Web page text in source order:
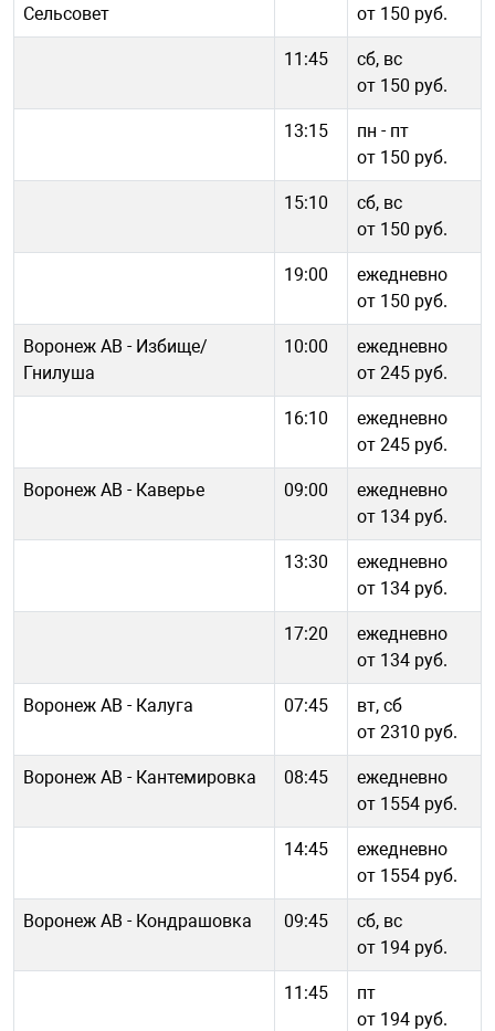
Сельсовет
от 150 руб.
11:45
сб, вс
от 150 руб.
13:15
пн - пт
от 150 руб.
15:10
сб, вс
от 150 руб.
19:00
ежедневно
от 150 руб.
Воронеж АВ - Избище/
Гнилуша
10:00
ежедневно
от 245 руб.
16:10
ежедневно
от 245 руб.
Воронеж АВ - Каверье 09:00
ежедневно
от 134 руб.
13:30
ежедневно
от 134 руб.
17:20
ежедневно
от 134 руб.
Воронеж АВ - Калуга 07:45
вт, сб
от 2310 руб.
Воронеж АВ - Кантемировка 08:45
ежедневно
от 1554 руб.
14:45
ежедневно
от 1554 руб.
Воронеж АВ - Кондрашовка 09:45
сб, вс
от 194 руб.
11:45
пт
от 194 руб.